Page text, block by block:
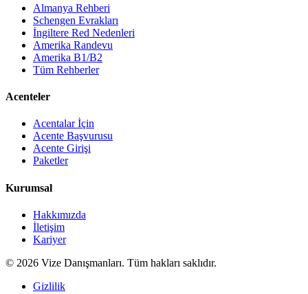
Almanya Rehberi
Schengen Evrakları
İngiltere Red Nedenleri
Amerika Randevu
Amerika B1/B2
Tüm Rehberler
Acenteler
Acentalar İçin
Acente Başvurusu
Acente Girişi
Paketler
Kurumsal
Hakkımızda
İletişim
Kariyer
© 2026 Vize Danışmanları. Tüm hakları saklıdır.
Gizlilik